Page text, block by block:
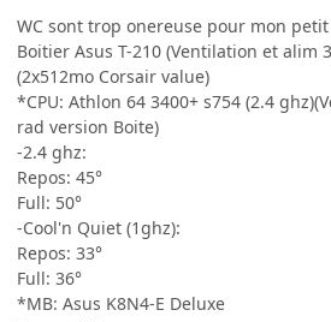
WC sont trop onereuse pour mon
Boitier Asus T-210 (Ventilation et alim
(2x512mo Corsair value)
*CPU: Athlon 64 3400+ s754 (2.4
rad version Boite)
-2.4 ghz:
Repos: 45°
Full: 50°
-Cool'n Quiet (1ghz):
Repos: 33°
Full: 36°
*MB: Asus K8N4-E Deluxe